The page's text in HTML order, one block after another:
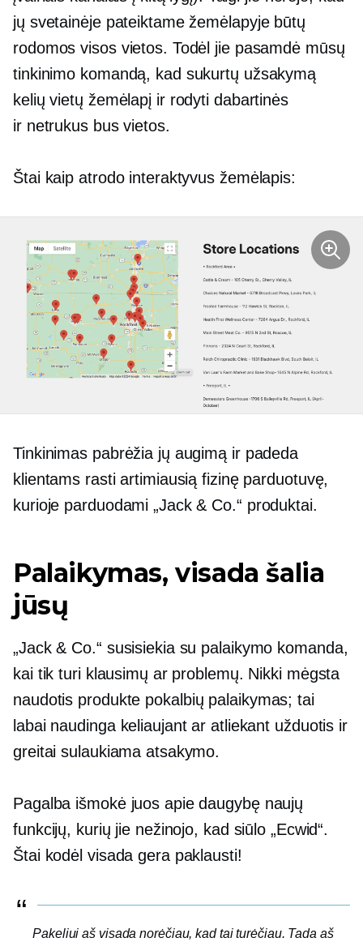
jų svetainėje pateiktame žemėlapyje būtų
rodomos visos vietos. Todėl jie pasamdė mūsų
tinkinimo komandą, kad sukurtų užsakymą
kelių vietų žemėlapį ir rodyti dabartinės
ir netrukus busvietos.
Štai kaip atrodo interaktyvus žemėlapis:
Tinkinimas pabrėžia jų augimą ir padeda
klientams rasti artimiausią fizinę parduotuvę,
kurioje parduodami „Jack & Co.“ produktai.
Palaikymas, visada šalia
jūsų
„Jack & Co.“ susisiekia su palaikymo komanda,
kai tik turi klausimų ar problemų. Nikki mėgsta
naudotis produkte pokalbių palaikymas; tai
labai naudinga keliaujant ar atliekant užduotis ir
greitai sulaukiama atsakymo.
Pagalba išmokė juos apie daugybę naujų
funkcijų, kurių jie nežinojo, kad siūlo „Ecwid“.
Štai kodėl visada gera paklausti!
Pakeliui aš visada norėčiau, kad tai turėčiau. Tada aš